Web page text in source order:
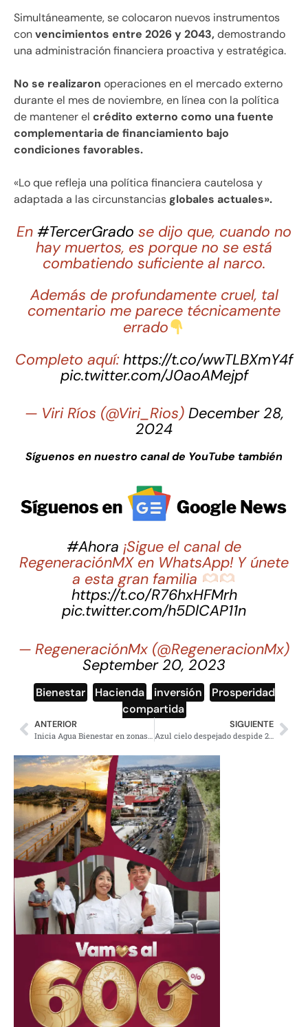
Simultáneamente, se colocaron nuevos instrumentos
convencimientos entre 2026 y 2043, demostrando
una administración financiera proactiva y estratégica.
No se realizaron operaciones en el mercado externo
durante el mes de noviembre, en línea con la política
de mantener el crédito externo como una fuente
complementaria de financiamiento bajo
condiciones favorables.
«Lo que refleja una política financiera cautelosa y
adaptada a las circunstanciasglobales actuales».
En #TercerGrado se dijo que, cuando no
hay muertos, es porque no se está
combatiendo suficiente al narco.
Además de profundamente cruel, tal
comentario me parece técnicamente
errado
Completo aquí: https://t.co/wwTLBXmY4f
pic.twitter.com/J0aoAMejpf
— Viri Ríos (@Viri_Rios) December 28,
2024
Síguenos en nuestro canal de YouTube también
#Ahora ¡Sigue el canal de
RegeneraciónMX en WhatsApp! Y únete
a esta gran familia
https://t.co/R76hxHFMrh
pic.twitter.com/h5DlCAP11n
— RegeneraciónMx (@RegeneracionMx)
September 20, 2023
Bienestar Hacienda inversión
Prosperidad
compartida
ANTERIOR SIGUIENTE
Azul cielo despejado despide 2023, días fríos de Año Nuevo